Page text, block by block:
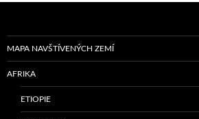
MAPA NAVŠTÍVENÝCH ZEMÍ
AFRIKA
ETIOPIE